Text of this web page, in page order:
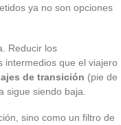
ya no son opciones
Reducir los
intermedios que el viajero
de transición (pie de
sigue siendo baja.
sino como un filtro de